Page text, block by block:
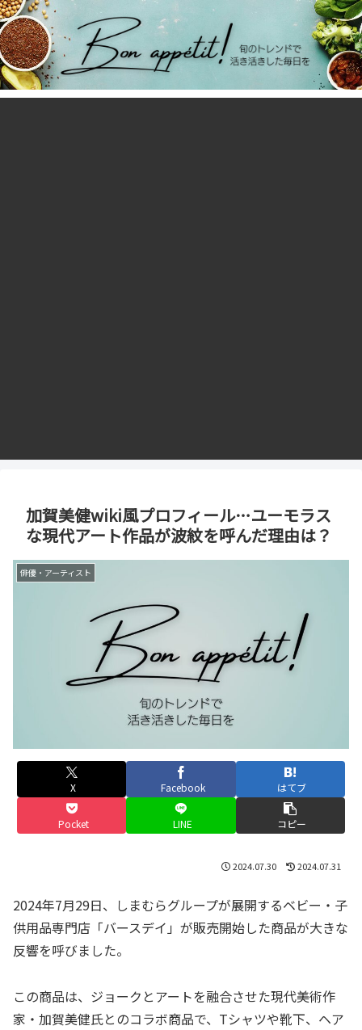
加賀美健wiki風プロフィール…ユーモラス
な現代アート作品が波紋を呼んだ理由は？
俳優・アーティスト
X Facebook はてブ
Pocket LINE コピー
2024.07.30 2024.07.31
2024年7月29日、しまむらグループが展開するベビー・子
供用品専門店「バースデイ」が販売開始した商品が大きな
反響を呼びました。
この商品は、ジョークとアートを融合させた現代美術作
家・加賀美健氏とのコラボ商品で、Tシャツや靴下、ヘア